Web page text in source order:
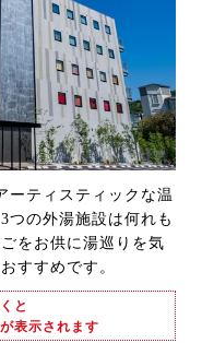
ーティスティックな温
つの外湯施設は何れも
をお供に湯巡りを気
すすめです。
と
表示されます